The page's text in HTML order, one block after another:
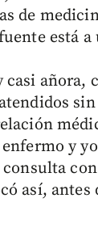
de
está
casi añora,
y
consulta
así,